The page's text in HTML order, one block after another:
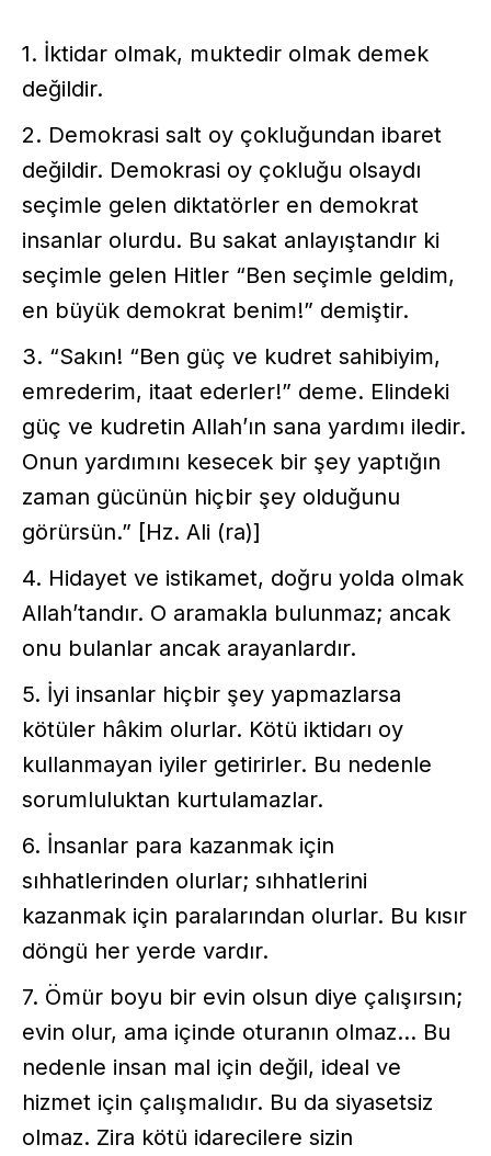
1. İktidar olmak, muktedir olmak demek
değildir.
2. Demokrasi salt oy çokluğundan ibaret
değildir. Demokrasi oy çokluğu olsaydı
seçimle gelen diktatörler en demokrat
insanlar olurdu. Bu sakat anlayıştandır ki
seçimle gelen Hitler “Ben seçimle geldim,
en büyük demokrat benim!” demiştir.
3. “Sakın! “Ben güç ve kudret sahibiyim,
emrederim, itaat ederler!” deme. Elindeki
güç ve kudretin Allah’ın sana yardımı iledir.
Onun yardımını kesecek bir şey yaptığın
zaman gücünün hiçbir şey olduğunu
görürsün.” [Hz. Ali (ra)]
4. Hidayet ve istikamet, doğru yolda olmak
Allah’tandır. O aramakla bulunmaz; ancak
onu bulanlar ancak arayanlardır.
5. İyi insanlar hiçbir şey yapmazlarsa
kötüler hâkim olurlar. Kötü iktidarı oy
kullanmayan iyiler getirirler. Bu nedenle
sorumluluktan kurtulamazlar.
6. İnsanlar para kazanmak için
sıhhatlerinden olurlar; sıhhatlerini
kazanmak için paralarından olurlar. Bu kısır
döngü her yerde vardır.
7. Ömür boyu bir evin olsun diye çalışırsın;
evin olur, ama içinde oturanın olmaz... Bu
nedenle insan mal için değil, ideal ve
hizmet için çalışmalıdır. Bu da siyasetsiz
olmaz. Zira kötü idarecilere sizin